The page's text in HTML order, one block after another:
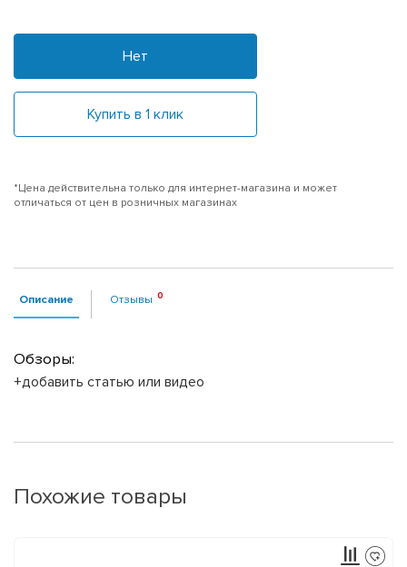
Нет
Купить в 1 клик
*Цена действительна только для интернет-магазина и может
отличаться от цен в розничных магазинах
Описание Отзывы
Обзоры:
+добавить статью или видео
Похожие товары